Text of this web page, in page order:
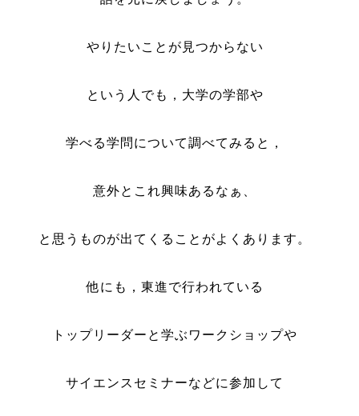
やりたいことが見つからない
という人でも，大学の学部や
学べる学問について調べてみると，
意外とこれ興味あるなぁ、
と思うものが出てくることがよくあります。
他にも，東進で行われている
トップリーダーと学ぶワークショップや
サイエンスセミナーなどに参加して